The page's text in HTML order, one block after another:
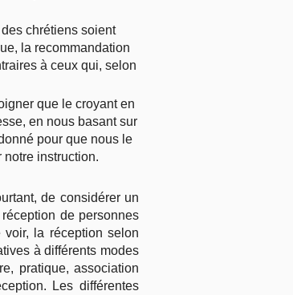
chrétiens soient
la recommandation
à ceux qui, selon
que le croyant en
en nous basant sur
pour que nous le
notre instruction.
de considérer un
de personnes
voir, la réception selon
à différents modes
pratique, association
Les différentes